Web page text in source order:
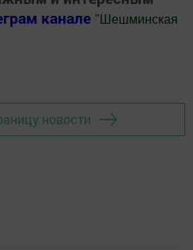
канале " Шешминская
новости